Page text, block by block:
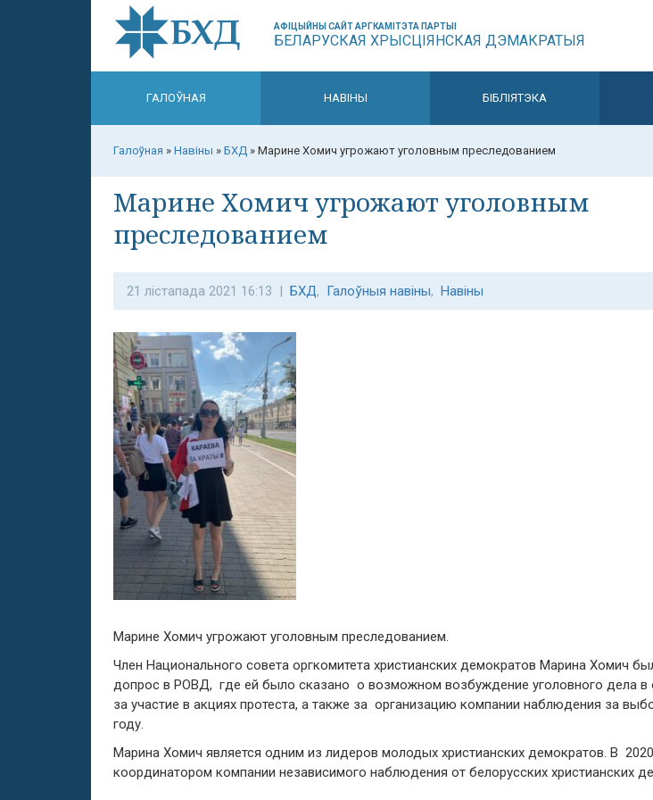
АФІЦЫЙНЫ САЙТ АРГКАМІТЭТА ПАРТЫІ
БЕЛАРУСКАЯ ХРЫСЦІЯНСКАЯ ДЭМАКРАТЫЯ
ГАЛОЎНАЯ НАВІНЫ БІБЛІЯТЭКА
Галоўная » Навіны » БХД » Марине Хомич угрожают уголовным преследованием
Марине Хомич угрожают уголовным
преследованием
21 лістапада 2021 16:13 | БХД, Галоўныя навіны, Навіны
Марине Хомич угрожают уголовным преследованием.
Член Национального совета оргкомитета христианских демократов Марина Хомич
допрос в РОВД, где ей было сказано о возможном возбуждение уголовного дела в
за участие в акциях протеста, а также за организацию компании наблюдения за
году.
Марина Хомич является одним из лидеров молодых христианских демократов. В
координатором компании независимого наблюдения от белорусских христианских